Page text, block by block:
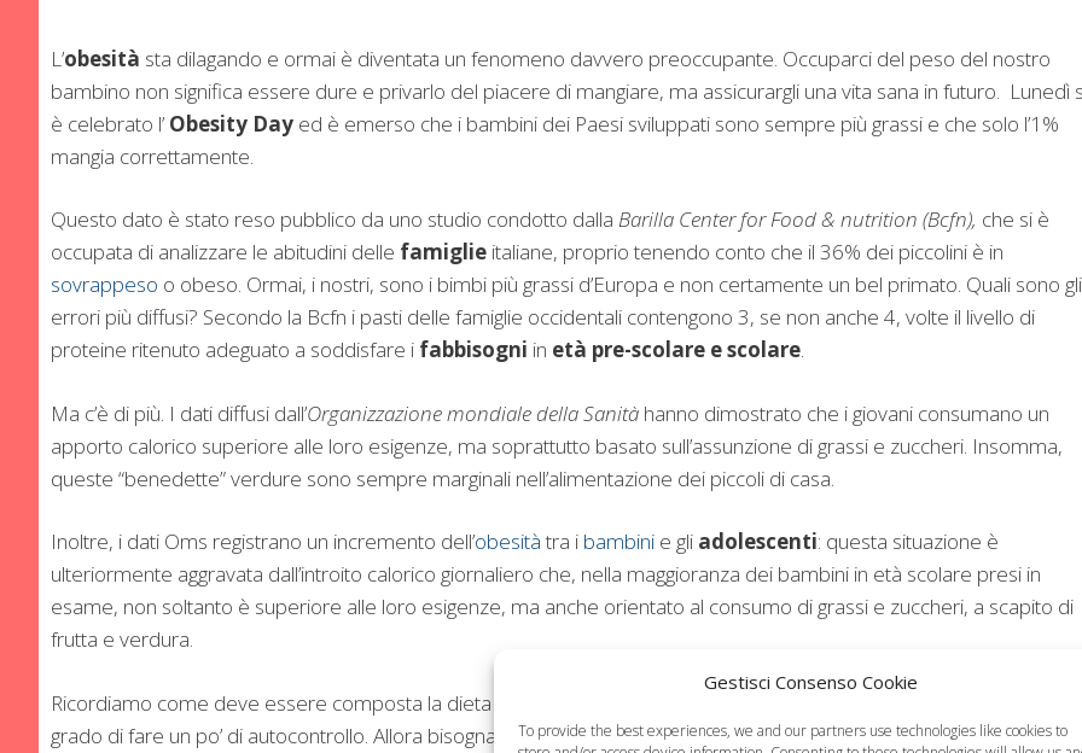
Gestisci Consenso Cookie
To provide the best experiences, we and our partners use technologies like cookies to
L’obesità sta dilagando e ormai è diventata un fenomeno davvero preoccupante. Occuparci del peso del nostro
bambino non significa essere dure e privarlo del piacere di mangiare, ma assicurargli una vita sana in futuro. Lunedì
è celebrato l’ Obesity Day ed è emerso che i bambini dei Paesi sviluppati sono sempre più grassi e che solo l’1%
mangia correttamente.
Questo dato è stato reso pubblico da uno studio condotto dalla Barilla Center for Food & nutrition (Bcfn), che si è
occupata di analizzare le abitudini delle famiglie italiane, proprio tenendo conto che il 36% dei piccolini è in
sovrappeso o obeso. Ormai, i nostri, sono i bimbi più grassi d’Europa e non certamente un bel primato. Quali sono gli
errori più diffusi? Secondo la Bcfn i pasti delle famiglie occidentali contengono 3, se non anche 4, volte il livello di
proteine ritenuto adeguato a soddisfare i fabbisogni in età pre-scolare e scolare.
Ma c’è di più. I dati diffusi dall’Organizzazione mondiale della Sanità hanno dimostrato che i giovani consumano un
apporto calorico superiore alle loro esigenze, ma soprattutto basato sull’assunzione di grassi e zuccheri. Insomma,
queste “benedette” verdure sono sempre marginali nell’alimentazione dei piccoli di casa.
Inoltre, i dati Oms registrano un incremento dell’obesitàtra i bambini e gli adolescenti: questa situazione è
ulteriormente aggravata dall’introito calorico giornaliero che, nella maggioranza dei bambini in età scolare presi in
esame, non soltanto è superiore alle loro esigenze, ma anche orientato al consumo di grassi e zuccheri, a scapito di
frutta e verdura.
Ricordiamo come deve essere composta la dieta settimanale di un bambino, nella speranza che i
grado di fare un po’ di autocontrollo. Allora bisogna prevedere tutti i giorni il consumo di frutta e verdura (cinque